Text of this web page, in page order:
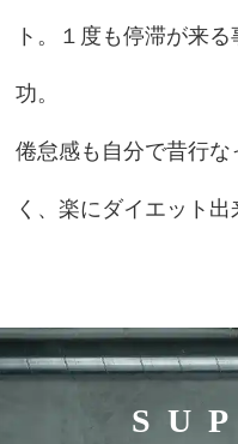
ト。１度も停滞が来
功。
倦怠感も自分で昔行
く、楽にダイエット出